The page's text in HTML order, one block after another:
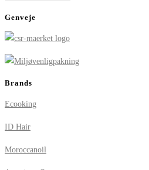
Genveje
Brands
Ecooking
ID Hair
Moroccanoil